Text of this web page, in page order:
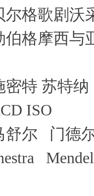
尔格歌剧
伯格摩西
密特 苏特
ISO
舒尔 门德